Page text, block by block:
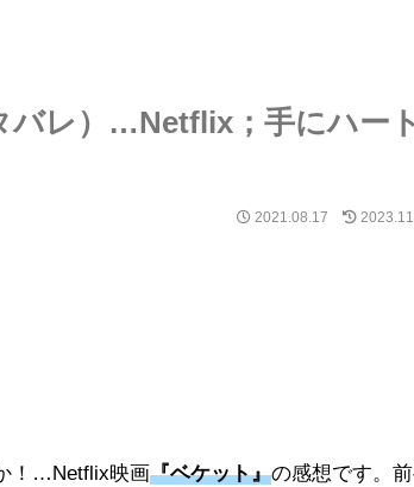
バレ）…Netflix；手にハート
2021.08.17
！…Netflix映画『ベケット』の感想です。